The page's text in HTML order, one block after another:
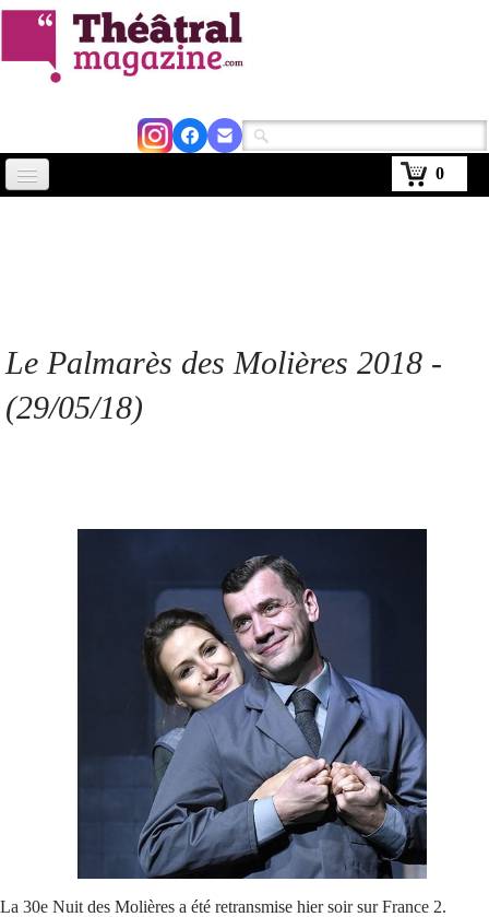
0
Se connecter
Le Palmarès des Molières 2018 -
(29/05/18)
La 30e Nuit des Molières a été retransmise hier soir sur France 2.